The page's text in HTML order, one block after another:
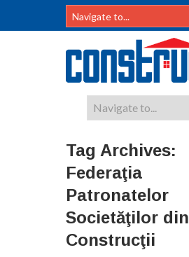
Tag Archives:
Federaţia
Patronatelor
Societăţilor din
Construcţii